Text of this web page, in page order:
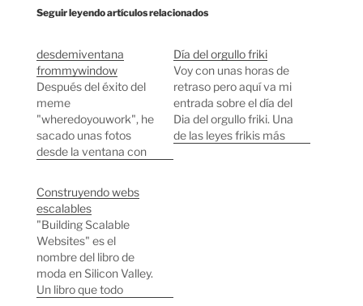
Seguir leyendo artículos relacionados
desdemiventana
frommywindow
Después del éxito del
meme
"wheredoyouwork", he
sacado unas fotos
desde la ventana con
casa aquí en Tokyo y
las he etiquetado con
frommywindow y con
desdemiventana en
Flickr. Parece que ya
hay bastante gente
que ha seguido este
meme, si os queréis
Día del orgullo friki
Voy con unas horas de
retraso pero aquí va mi
entrada sobre el día del
Dia del orgullo friki. Una
de las leyes frikis más
Construyendo webs
escalables
"Building Scalable
Websites" es el
nombre del libro de
moda en Silicon Valley.
Un libro que todo